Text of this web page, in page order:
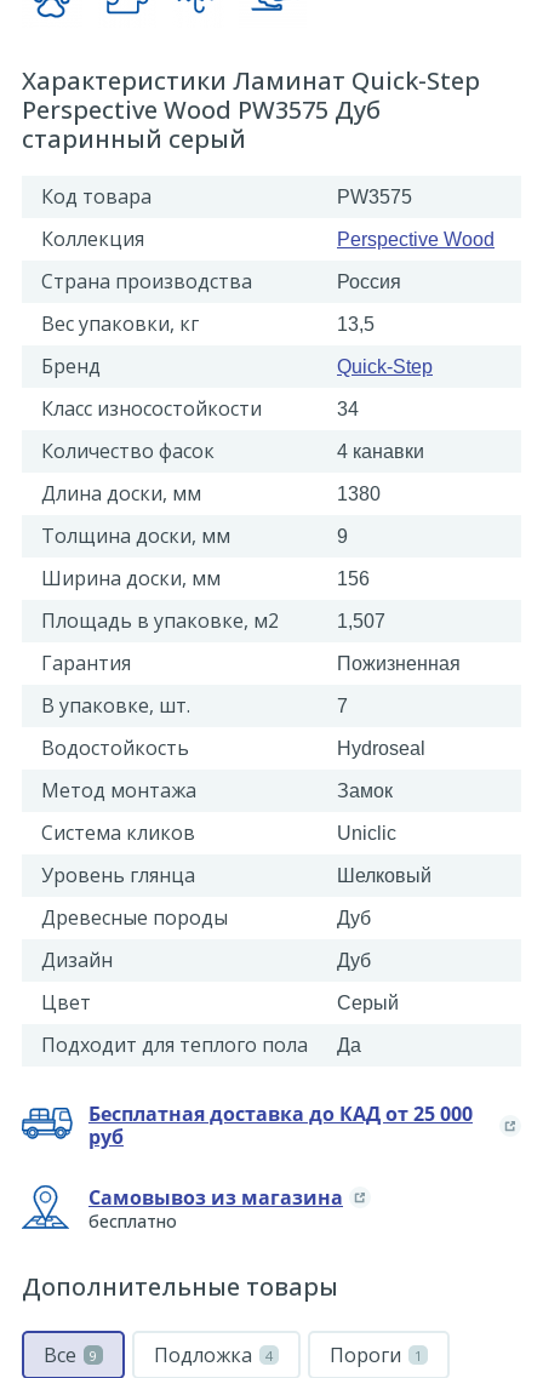
Характеристики Ламинат Quick-Step
Perspective Wood PW3575 Дуб
старинный серый
Код товара PW3575
Коллекция Perspective Wood
Страна производства Россия
Вес упаковки, кг 13,5
Бренд Quick-Step
Класс износостойкости 34
Количество фасок 4 канавки
Длина доски, мм 1380
Толщина доски, мм 9
Ширина доски, мм 156
Площадь в упаковке, м2 1,507
Гарантия Пожизненная
В упаковке, шт. 7
Водостойкость Hydroseal
Метод монтажа Замок
Система кликов Uniclic
Уровень глянца Шелковый
Древесные породы Дуб
Дизайн Дуб
Цвет Серый
Подходит для теплого пола Да
Бесплатная доставка до КАД от 25 000
руб
Самовывоз из магазина
бесплатно
Дополнительные товары
Все 9 Подложка 4 Пороги 1